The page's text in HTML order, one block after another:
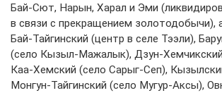
Бай-Сют, Нарын, Харал и Эми
в связи с прекращением золотодобычи),
Бай-Тайгинский (центр в селе Тээли),
(село Кызыл-Мажалык), Дзун-
Каа-Хемский (село Сарыг-Сеп),
Монгун-Тайгинский (село Мугур-Аксы),